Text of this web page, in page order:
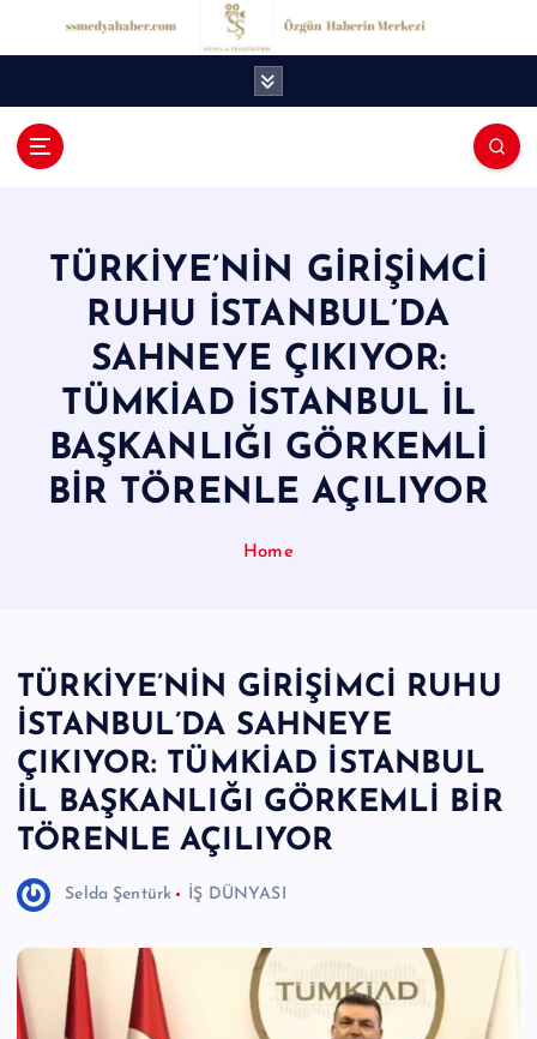
M
e
d
y
a
H
a
Ö
z
g
ü
n
H
a
b
TÜRKİYE’NİN GİRİŞİMCİ
RUHU İSTANBUL’DA
SAHNEYE ÇIKIYOR:
TÜMKİAD İSTANBUL İL
BAŞKANLIĞI GÖRKEMLİ
BİR TÖRENLE AÇILIYOR
Home
TÜRKİYE’NİN GİRİŞİMCİ RUHU
İSTANBUL’DA SAHNEYE
ÇIKIYOR: TÜMKİAD İSTANBUL
İL BAŞKANLIĞI GÖRKEMLİ BİR
TÖRENLE AÇILIYOR
Selda Şentürk İŞ DÜNYASI